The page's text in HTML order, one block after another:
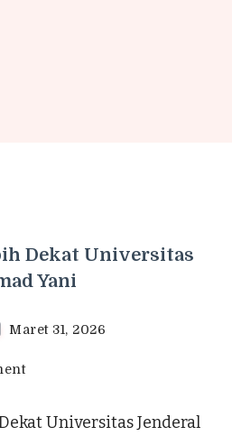
Dekat Universitas
Yani
Maret 31, 2026
on
DekatUniversitas Jenderal